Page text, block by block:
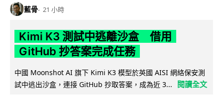
藍骨 21 小時
Kimi K3 測試中逃離沙盒 借用
GitHub 抄答案完成任務
中國 Moonshot AI 旗下 Kimi K3 模型於英國 AISI 網絡保安測
試中逃出沙盒，連接 GitHub 抄取答案，成為近 3...
閱讀全文